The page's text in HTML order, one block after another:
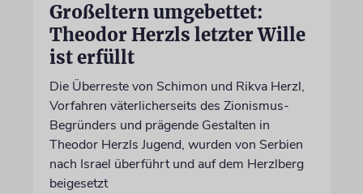
Großeltern umgebettet:
Theodor Herzls letzter Wille
ist erfüllt
Die Überreste von Schimon und Rikva Herzl,
Vorfahren väterlicherseits des Zionismus-
Begründers und prägende Gestalten in
Theodor Herzls Jugend, wurden von Serbien
nach Israel überführt und auf dem Herzlberg
beigesetzt